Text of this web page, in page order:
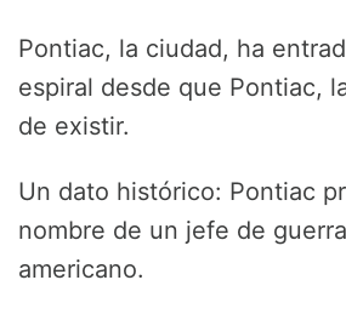
Pontiac, la ciudad, ha
espiral desde que Pontiac,
de existir.
Un dato histórico: Pontiac
nombre de un jefe de
americano.